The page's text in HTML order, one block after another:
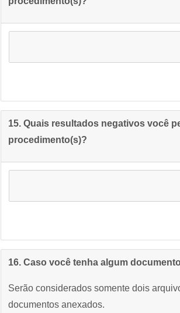
15. Quais resultados negativos você
procedimento(s)?
16. Caso você tenha algum
Serão considerados somente dois
documentos anexados.